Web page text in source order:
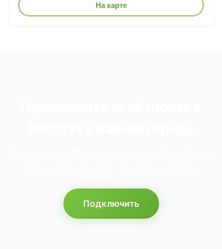
На карте
Подключить